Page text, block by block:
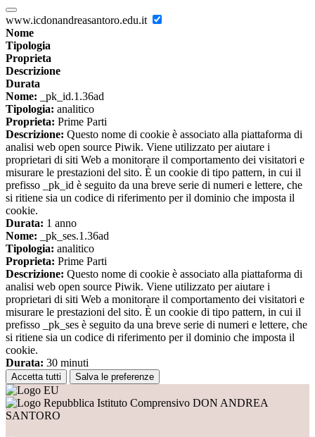
www.icdonandreasantoro.edu.it
Nome
Tipologia
Proprieta
Descrizione
Durata
Nome: _pk_id.1.36ad
Tipologia: analitico
Proprieta: Prime Parti
Descrizione: Questo nome di cookie è associato alla piattaforma di
analisi web open source Piwik. Viene utilizzato per aiutare i
proprietari di siti Web a monitorare il comportamento dei visitatori e
misurare le prestazioni del sito. È un cookie di tipo pattern, in cui il
prefisso _pk_id è seguito da una breve serie di numeri e lettere, che
si ritiene sia un codice di riferimento per il dominio che imposta il
cookie.
Durata: 1 anno
Nome: _pk_ses.1.36ad
Tipologia: analitico
Proprieta: Prime Parti
Descrizione: Questo nome di cookie è associato alla piattaforma di
analisi web open source Piwik. Viene utilizzato per aiutare i
proprietari di siti Web a monitorare il comportamento dei visitatori e
misurare le prestazioni del sito. È un cookie di tipo pattern, in cui il
prefisso _pk_ses è seguito da una breve serie di numeri e lettere, che
si ritiene sia un codice di riferimento per il dominio che imposta il
cookie.
Durata: 30 minuti
Accetta tutti Salva le preferenze
Istituto Comprensivo DON ANDREA
SANTORO